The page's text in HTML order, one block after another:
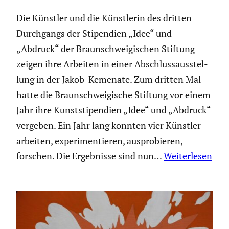
Die Künstler und die Künst­lerin des dritten
Durch­gangs der Stipen­dien „Idee“ und
„Abdruck“ der Braun­schwei­gi­schen Stiftung
zeigen ihre Arbeiten in einer Abschluss­aus­stel­
lung in der Jakob-Kemenate. Zum dritten Mal
hatte die Braun­schwei­gi­sche Stiftung vor einem
Jahr ihre Kunst­sti­pen­dien „Idee“ und „Abdruck“
vergeben. Ein Jahr lang konnten vier Künstler
arbeiten, experi­men­tieren, auspro­bieren,
forschen. Die Ergeb­nisse sind nun…Weiterlesen